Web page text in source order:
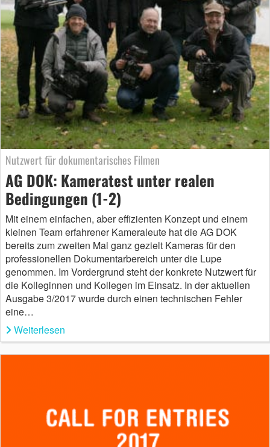
Nutzwert für dokumentarisches Filmen
AG DOK: Kameratest unter realen
Bedingungen (1-2)
Mit einem einfachen, aber effizienten Konzept und einem
kleinen Team erfahrener Kameraleute hat die AG DOK
bereits zum zweiten Mal ganz gezielt Kameras für den
professionellen Dokumentarbereich unter die Lupe
genommen. Im Vordergrund steht der konkrete Nutzwert für
die Kolleginnen und Kollegen im Einsatz. In der aktuellen
Ausgabe 3/2017 wurde durch einen technischen Fehler
eine…
Weiterlesen